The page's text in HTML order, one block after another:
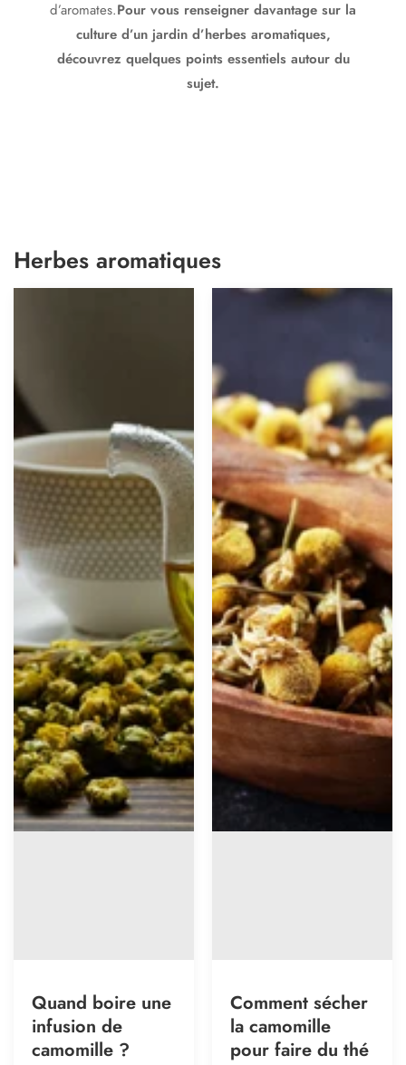
d’aromates.Pour vous renseigner davantage sur la
culture d’un jardin d’herbes aromatiques,
découvrez quelques points essentiels autour du
sujet.
Herbes aromatiques
Quand boire une
infusion de
camomille ?
Comment sécher
la camomille
pour faire du thé